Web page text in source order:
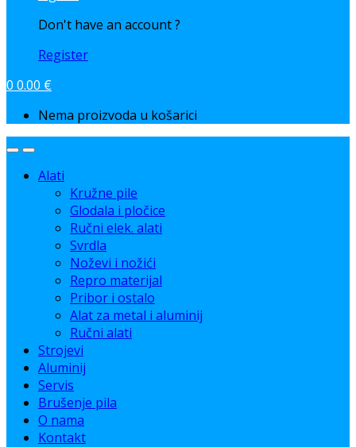
Don't have an account ?
Register
0 0.00 €
Nema proizvoda u košarici
Alati
Kružne pile
Glodala i pločice
Ručni elek. alati
Svrdla
Noževi i nožići
Repro materijal
Pribor i ostalo
Alat za metal i aluminij
Ručni alati
Strojevi
Aluminij
Servis
Brušenje pila
O nama
Kontakt